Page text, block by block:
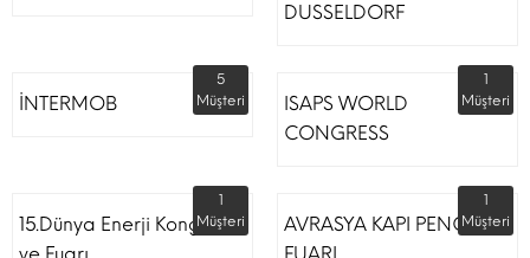
DUSSELDORF
İNTERMOB
5
Müşteri
ISAPS WORLD
CONGRESS
1
Müşteri
15.Dünya Enerji Kongresi
1
Müşteri
AVRASYA KAPI PENCERE
1
Müşteri